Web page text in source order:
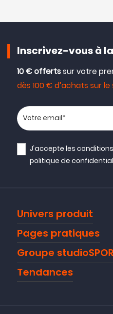
Inscrivez-vous à
10 € offertssur votre
dès 100 € d’achats sur le
Votre adresse email
J'accepte les
politique de
Univers produit
Pages pratiques
Groupe
Tendances